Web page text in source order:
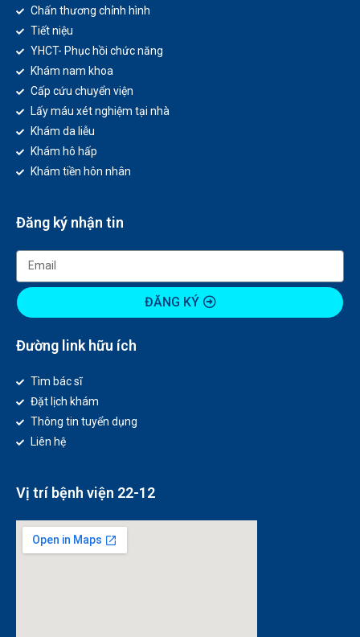
Chấn thương chỉnh hình
Tiết niệu
YHCT- Phục hồi chức năng
Khám nam khoa
Cấp cứu chuyển viện
Lấy máu xét nghiệm tại nhà
Khám da liễu
Khám hô hấp
Khám tiền hôn nhân
Đăng ký nhận tin
ĐĂNG KÝ
Đường link hữu ích
Tìm bác sĩ
Đặt lịch khám
Thông tin tuyển dụng
Liên hệ
Vị trí bệnh viện 22-12